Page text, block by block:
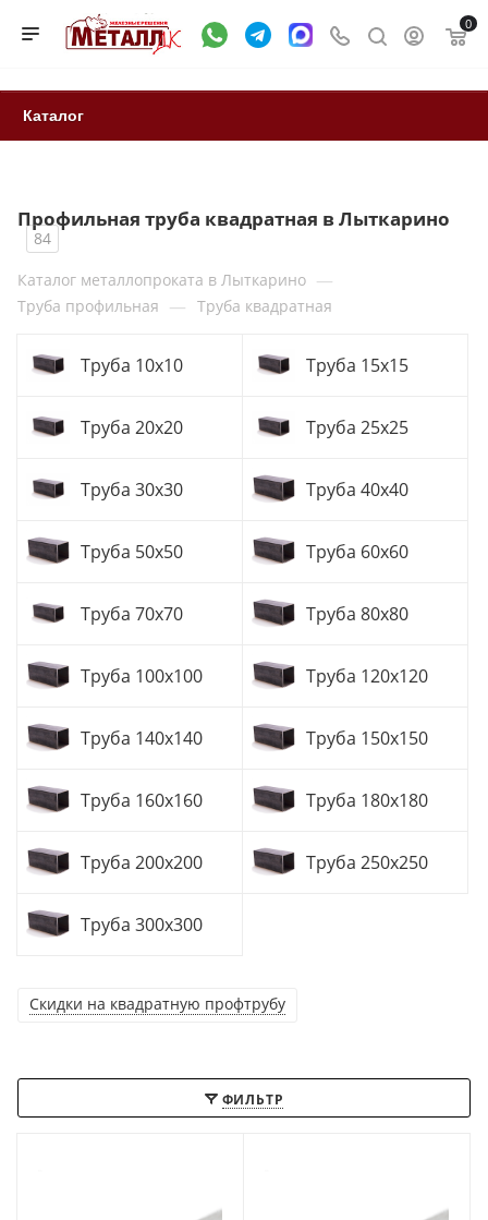
0
Каталог
Профильная труба квадратная в Лыткарино
84
Каталог металлопроката в Лыткарино —
Труба профильная — Труба квадратная
Труба 10x10 Труба 15x15
Труба 20x20 Труба 25x25
Труба 30x30 Труба 40x40
Труба 50x50 Труба 60x60
Труба 70x70 Труба 80x80
Труба 100x100 Труба 120x120
Труба 140x140 Труба 150x150
Труба 160x160 Труба 180x180
Труба 200x200 Труба 250x250
Труба 300x300
Скидки на квадратную профтрубу
ФИЛЬТР